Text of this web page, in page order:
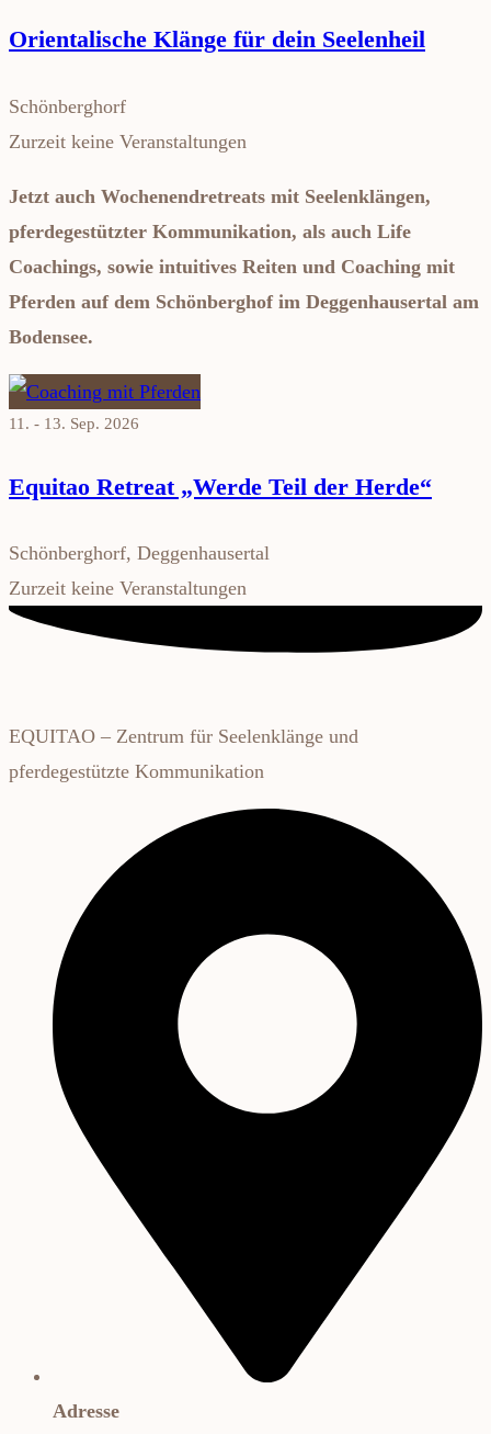
Orientalische Klänge für dein Seelenheil
Schönberghorf
Zurzeit keine Veranstaltungen
Jetzt auch Wochenendretreats mit Seelenklängen,
pferdegestützter Kommunikation, als auch Life
Coachings, sowie intuitives Reiten und Coaching mit
Pferden auf dem Schönberghof im Deggenhausertal am
Bodensee.
11. - 13. Sep. 2026
Equitao Retreat „Werde Teil der Herde“
Schönberghorf, Deggenhausertal
Zurzeit keine Veranstaltungen
EQUITAO – Zentrum für Seelenklänge und
pferdegestützte Kommunikation
Adresse